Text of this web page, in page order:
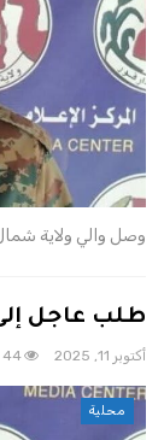
وصل والي ولاية
طلب عاجل
أكتوبر 11, 2025 44
محلية